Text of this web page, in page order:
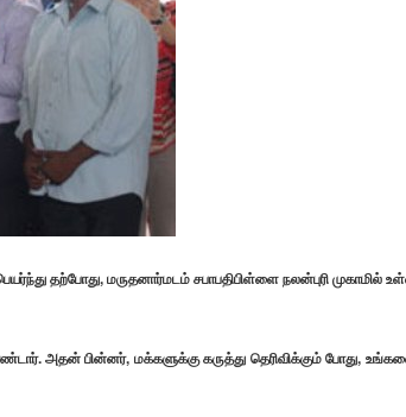
தற்போது, மருதனார்மடம் சபாபதிபிள்ளை நலன்புரி முகாமில்
அதன் பின்னர், மக்களுக்கு கருத்து தெரிவிக்கும் போது,